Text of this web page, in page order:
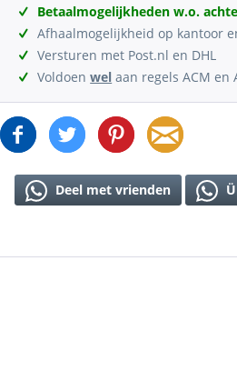
Betaalmogelijkheden w.o.
Afhaalmogelijkheid op kantoor
Versturen met Post.nl en DHL
Voldoenwel aan regels ACM en
Deel met vrienden